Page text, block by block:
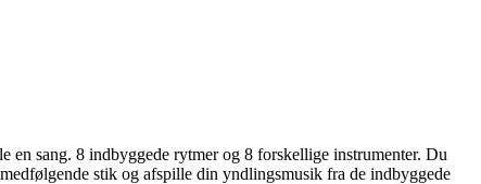
en sang. 8 indbyggede rytmer og 8 forskellige instrumenter. Du
stik og afspille din yndlingsmusik fra de indbyggede